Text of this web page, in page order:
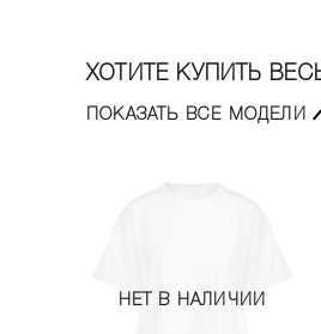
ХОТИТЕ КУПИТЬ
ПОКАЗАТЬ ВСЕ МОДЕЛИ
НЕТ В НАЛИЧИИ